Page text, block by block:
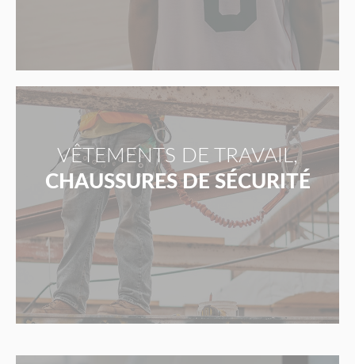
VÊTEMENTS DE TRAVAIL,
CHAUSSURES DE SÉCURITÉ